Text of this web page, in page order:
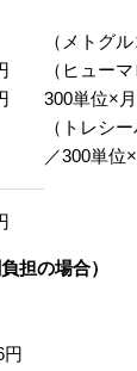
（メトグ
（ヒュー
300単位×月
（トレシ
／300単位×
担の場合）
円